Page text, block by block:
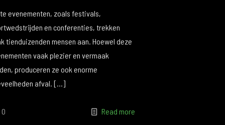
evenementen, zoals festivals,
en conferenties, trekken
tienduizenden mensen aan. Hoewel deze
vaak plezier en vermaak
produceren ze ook enorme
afval. […]
0 Read more